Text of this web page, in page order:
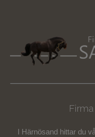
I Härnösand hittar du